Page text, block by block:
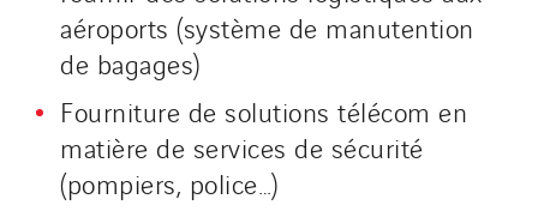
aéroports (système de manutention
de bagages)
Fourniture de solutions télécom en
matière de services de sécurité
(pompiers, police…)